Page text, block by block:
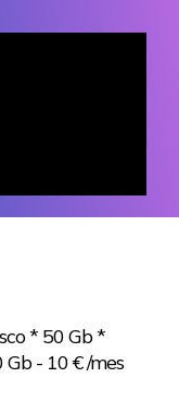
* 50 Gb *
- 10 € /mes